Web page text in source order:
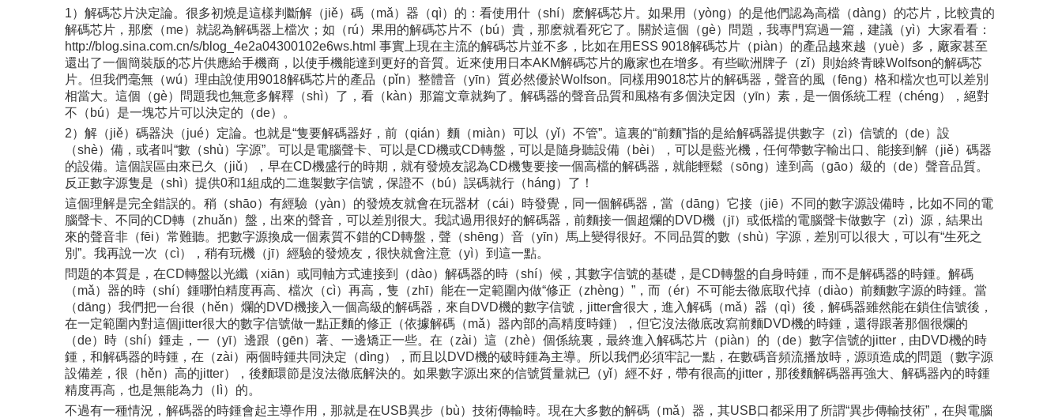
1）解碼芯片決定論。很多初燒是這樣判斷解（jiě）碼（mǎ）器（qì）的：看使用什（shí）麽解碼芯片。如果用（yòng）的是他們認為高檔（dàng）的芯片，比較貴的
解碼芯片，那麽（me）就認為解碼器上檔次；如（rú）果用的解碼芯片不（bú）貴，那麽就看死它了。關於這個（gè）問題，我專門寫過一篇，建議（yì）大家看看：
http://blog.sina.com.cn/s/blog_4e2a04300102e6ws.html 事實上現在主流的解碼芯片並不多，比如在用ESS 9018解碼芯片（piàn）的產品越來越（yuè）多，廠家甚至
還出了一個簡裝版的芯片供應給手機商，以使手機能達到更好的音質。近來使用日本AKM解碼芯片的廠家也在增多。有些歐洲牌子（zǐ）則始終青睞Wolfson的解碼芯
片。但我們毫無（wú）理由說使用9018解碼芯片的產品（pǐn）整體音（yīn）質必然優於Wolfson。同樣用9018芯片的解碼器，聲音的風（fēng）格和檔次也可以差別
相當大。這個（gè）問題我也無意多解釋（shì）了，看（kàn）那篇文章就夠了。解碼器的聲音品質和風格有多個決定因（yīn）素，是一個係統工程（chéng），絕對
不（bú）是一塊芯片可以決定的（de）。
2）解（jiě）碼器決（jué）定論。也就是“隻要解碼器好，前（qián）麵（miàn）可以（yǐ）不管”。這裏的“前麵”指的是給解碼器提供數字（zì）信號的（de）設
（shè）備，或者叫“數（shù）字源”。可以是電腦聲卡、可以是CD機或CD轉盤，可以是隨身聽設備（bèi），可以是藍光機，任何帶數字輸出口、能接到解（jiě）碼器
的設備。這個誤區由來已久（jiǔ），早在CD機盛行的時期，就有發燒友認為CD機隻要接一個高檔的解碼器，就能輕鬆（sōng）達到高（gāo）級的（de）聲音品質。
反正數字源隻是（shì）提供0和1組成的二進製數字信號，保證不（bú）誤碼就行（háng）了！
這個理解是完全錯誤的。稍（shāo）有經驗（yàn）的發燒友就會在玩器材（cái）時發覺，同一個解碼器，當（dāng）它接（jiē）不同的數字源設備時，比如不同的電
腦聲卡、不同的CD轉（zhuǎn）盤，出來的聲音，可以差別很大。我試過用很好的解碼器，前麵接一個超爛的DVD機（jī）或低檔的電腦聲卡做數字（zì）源，結果出
來的聲音非（fēi）常難聽。把數字源換成一個素質不錯的CD轉盤，聲（shēng）音（yīn）馬上變得很好。不同品質的數（shù）字源，差別可以很大，可以有“生死之
別”。我再說一次（cì），稍有玩機（jī）經驗的發燒友，很快就會注意（yì）到這一點。
問題的本質是，在CD轉盤以光纖（xiān）或同軸方式連接到（dào）解碼器的時（shí）候，其數字信號的基礎，是CD轉盤的自身時鍾，而不是解碼器的時鍾。解碼
（mǎ）器的時（shí）鍾哪怕精度再高、檔次（cì）再高，隻（zhī）能在一定範圍內做“修正（zhèng）”，而（ér）不可能去徹底取代掉（diào）前麵數字源的時鍾。當
（dāng）我們把一台很（hěn）爛的DVD機接入一個高級的解碼器，來自DVD機的數字信號，jitter會很大，進入解碼（mǎ）器（qì）後，解碼器雖然能在鎖住信號後，
在一定範圍內對這個jitter很大的數字信號做一點正麵的修正（依據解碼（mǎ）器內部的高精度時鍾），但它沒法徹底改寫前麵DVD機的時鍾，還得跟著那個很爛的
（de）時（shí）鍾走，一（yī）邊跟（gēn）著、一邊矯正一些。在（zài）這（zhè）個係統裏，最終進入解碼芯片（piàn）的（de）數字信號的jitter，由DVD機的時
鍾，和解碼器的時鍾，在（zài）兩個時鍾共同決定（dìng），而且以DVD機的破時鍾為主導。所以我們必須牢記一點，在數碼音頻流播放時，源頭造成的問題（數字源
設備差，很（hěn）高的jitter），後麵環節是沒法徹底解決的。如果數字源出來的信號質量就已（yǐ）經不好，帶有很高的jitter，那後麵解碼器再強大、解碼器內的時鍾
精度再高，也是無能為力（lì）的。
不過有一種情況，解碼器的時鍾會起主導作用，那就是在USB異步（bù）技術傳輸時。現在大多數的解碼（mǎ）器，其USB口都采用了所謂“異步傳輸技術”，在與電腦